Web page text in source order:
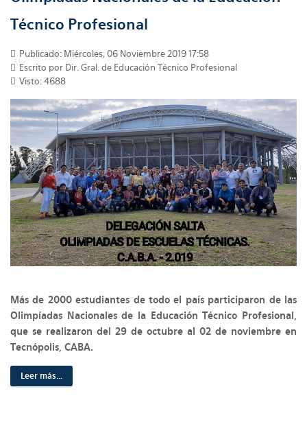
Técnico Profesional
Publicado: Miércoles, 06 Noviembre 2019 17:58
Escrito por Dir. Gral. de Educación Técnico Profesional
Visto: 4688
Más de 2000 estudiantes de todo el país participaron de las
Olimpíadas Nacionales de la Educación Técnico Profesional,
que se realizaron del 29 de octubre al 02 de noviembre en
Tecnópolis, CABA.
Leer más...